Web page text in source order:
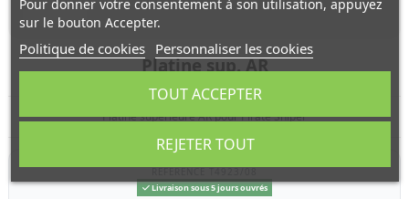
Platine sup. AR
Platine superieure AR pour Pirate Sniper
RÉFÉRENCE T4923/08
Livraison sous 5 jours ouvrés
Pour donner votre consentement à son utilisation, appuyez
sur le bouton Accepter.
Politique de cookies Personnaliser les cookies
REJETER TOUT
TOUT ACCEPTER